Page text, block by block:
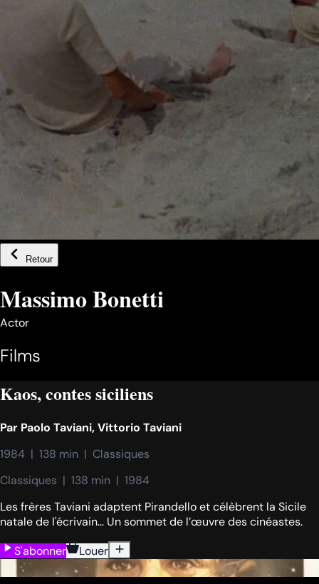
Retour
Massimo Bonetti
Actor
Films
Kaos, contes siciliens
Par Paolo Taviani,Vittorio Taviani
1984  |  138 min  |  Classiques
Classiques  |  138 min  |  1984
Les frères Taviani adaptent Pirandello et célèbrent la Sicile
natale de l'écrivain... Un sommet de l’œuvre des cinéastes.
S'abonner
Louer